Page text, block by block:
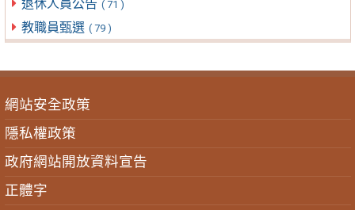
退休人員公告 ( 71 )
教職員甄選 ( 79 )
網站安全政策
隱私權政策
政府網站開放資料宣告
正體字